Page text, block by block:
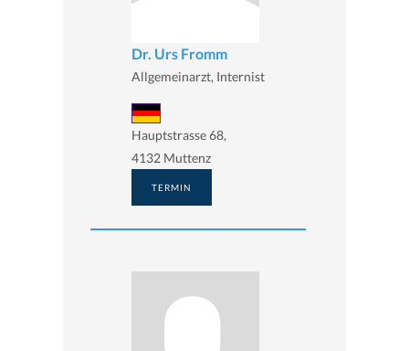
Dr. Urs Fromm
Allgemeinarzt, Internist
Hauptstrasse 68,
4132 Muttenz
TERMIN